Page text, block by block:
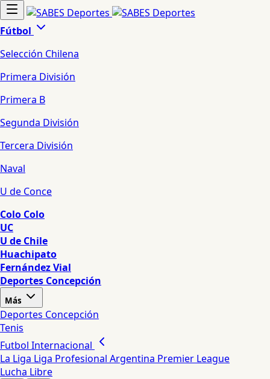
Fútbol
Selección Chilena
Primera División
Primera B
Segunda División
Tercera División
Naval
U de Conce
Colo Colo
UC
U de Chile
Huachipato
Fernández Vial
Deportes Concepción
Más
Deportes Concepción
Tenis
Futbol Internacional
La Liga Liga Profesional Argentina Premier League
Lucha Libre